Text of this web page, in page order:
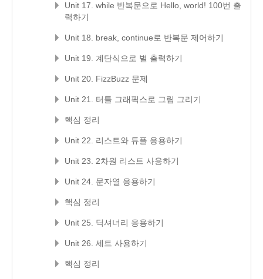
Unit 17. while 반복문으로 Hello, world! 100번 출
력하기
Unit 18. break, continue로 반복문 제어하기
Unit 19. 계단식으로 별 출력하기
Unit 20. FizzBuzz 문제
Unit 21. 터틀 그래픽스로 그림 그리기
핵심 정리
Unit 22. 리스트와 튜플 응용하기
Unit 23. 2차원 리스트 사용하기
Unit 24. 문자열 응용하기
핵심 정리
Unit 25. 딕셔너리 응용하기
Unit 26. 세트 사용하기
핵심 정리